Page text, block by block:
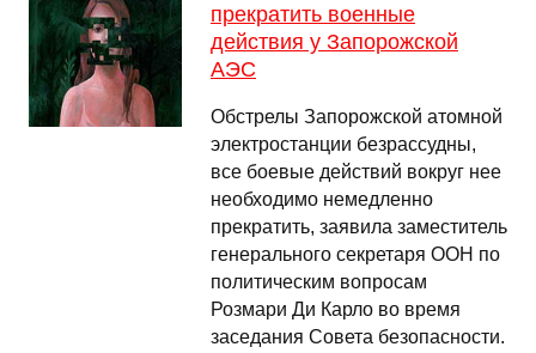
прекратить военные
действия у Запорожской
АЭС
Обстрелы Запорожской атомной
электростанции безрассудны,
все боевые действий вокруг нее
необходимо немедленно
прекратить, заявила заместитель
генерального секретаря ООН по
политическим вопросам
Розмари Ди Карло во время
заседания Совета безопасности.